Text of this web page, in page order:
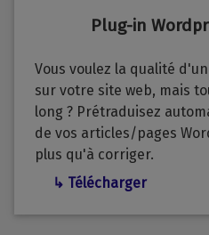
Plug-in
Vous voulez la qualité
sur votre site web, mais
long ? Prétraduisez
de vos articles/pages
plus qu'à corriger.
↳ Télécharger